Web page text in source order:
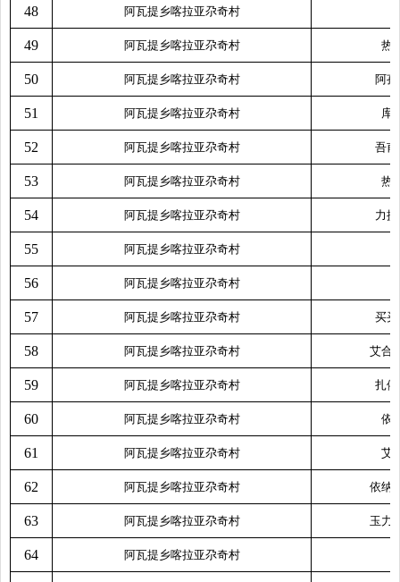
48 阿瓦提乡喀拉亚尕奇村
49 阿瓦提乡喀拉亚尕奇村 热
50 阿瓦提乡喀拉亚尕奇村 阿孜
51 阿瓦提乡喀拉亚尕奇村 库
52 阿瓦提乡喀拉亚尕奇村 吾甫
53 阿瓦提乡喀拉亚尕奇村 热
54 阿瓦提乡喀拉亚尕奇村 力
55 阿瓦提乡喀拉亚尕奇村
56 阿瓦提乡喀拉亚尕奇村
57 阿瓦提乡喀拉亚尕奇村 买买
58 阿瓦提乡喀拉亚尕奇村 艾合
59 阿瓦提乡喀拉亚尕奇村 扎依
60 阿瓦提乡喀拉亚尕奇村 依
61 阿瓦提乡喀拉亚尕奇村 艾
62 阿瓦提乡喀拉亚尕奇村 依纳
63 阿瓦提乡喀拉亚尕奇村 玉力
64 阿瓦提乡喀拉亚尕奇村